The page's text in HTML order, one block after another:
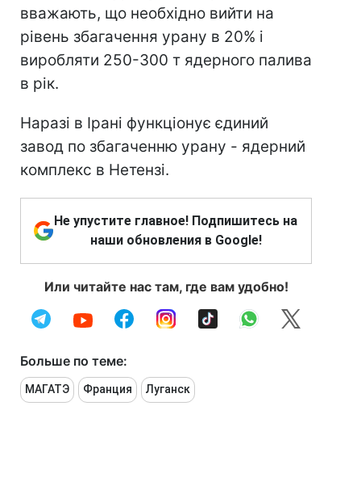
вважають, що необхідно вийти на
рівень збагачення урану в 20% і
виробляти 250-300 т ядерного палива
в рік.
Наразі в Ірані функціонує єдиний
завод по збагаченню урану - ядерний
комплекс в Нетензі.
Не упустите главное! Подпишитесь на
наши обновления в Google!
Или читайте нас там, где вам удобно!
Больше по теме:
МАГАТЭ Франция Луганск